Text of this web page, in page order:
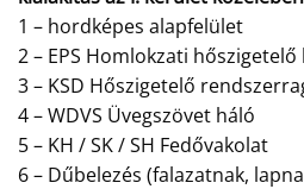
1 – hordképes alapfelület
2 – EPS Homlokzati hőszigetelő
3 – KSD Hőszigetelő
4 – WDVS Üvegszövet háló
5 – KH / SK / SH Fedővakolat
6 – Dűbelezés (falazatnak,